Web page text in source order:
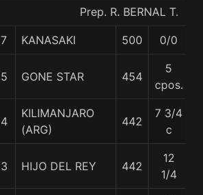
Prep. R. BERNAL T.
7 KANASAKI 500 0/0
5 GONE STAR 454
5
cpos.
4
KILIMANJARO
(ARG)
442
7 3/4
c
3 HIJO DEL REY 442
12
1/4